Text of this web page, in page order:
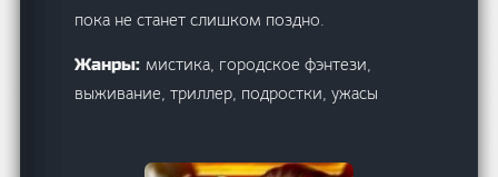
пока не станет слишком поздно.
Жанры:мистика, городское фэнтези,
выживание, триллер, подростки, ужасы